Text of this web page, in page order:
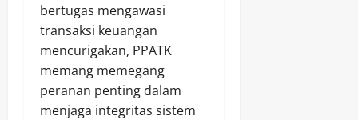
bertugas mengawasi
transaksi keuangan
mencurigakan, PPATK
memang memegang
peranan penting dalam
menjaga integritas sistem